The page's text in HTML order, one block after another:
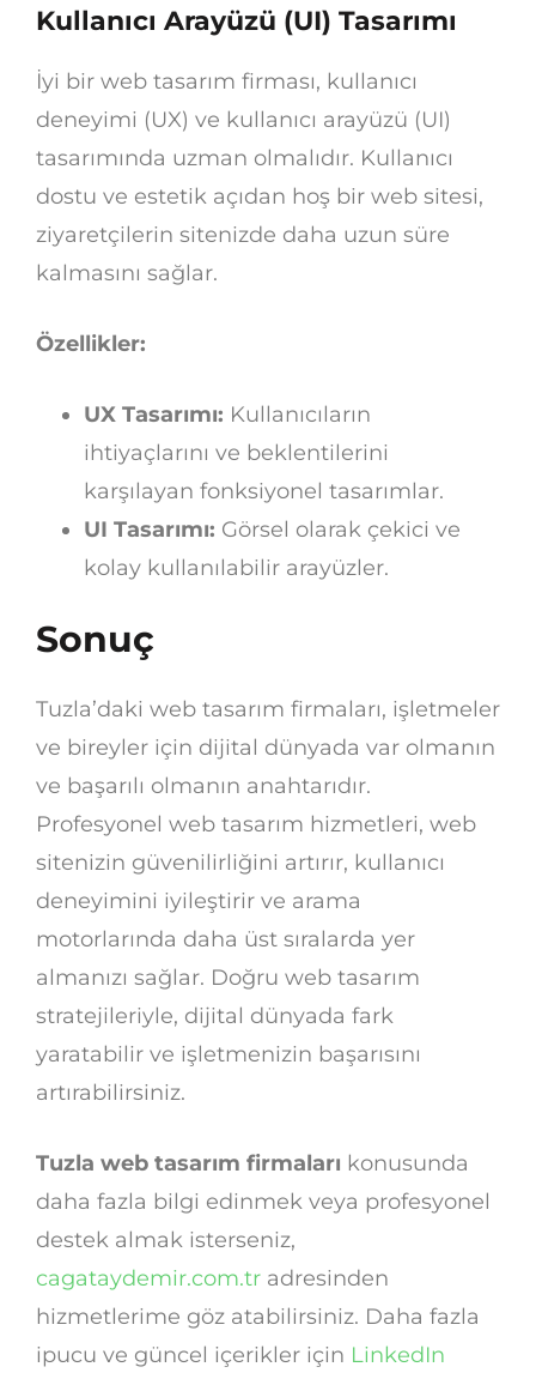
Kullanıcı Arayüzü (UI) Tasarımı
İyi bir web tasarım firması, kullanıcı
deneyimi (UX) ve kullanıcı arayüzü (UI)
tasarımında uzman olmalıdır. Kullanıcı
dostu ve estetik açıdan hoş bir web sitesi,
ziyaretçilerin sitenizde daha uzun süre
kalmasını sağlar.
Özellikler:
UX Tasarımı: Kullanıcıların
ihtiyaçlarını ve beklentilerini
karşılayan fonksiyonel tasarımlar.
UI Tasarımı: Görsel olarak çekici ve
kolay kullanılabilir arayüzler.
Sonuç
Tuzla’daki web tasarım firmaları, işletmeler
ve bireyler için dijital dünyada var olmanın
ve başarılı olmanın anahtarıdır.
Profesyonel web tasarım hizmetleri, web
sitenizin güvenilirliğini artırır, kullanıcı
deneyimini iyileştirir ve arama
motorlarında daha üst sıralarda yer
almanızı sağlar. Doğru web tasarım
stratejileriyle, dijital dünyada fark
yaratabilir ve işletmenizin başarısını
artırabilirsiniz.
Tuzla web tasarım firmaları konusunda
daha fazla bilgi edinmek veya profesyonel
destek almak isterseniz,
cagataydemir.com.tr adresinden
hizmetlerime göz atabilirsiniz. Daha fazla
ipucu ve güncel içerikler için LinkedIn